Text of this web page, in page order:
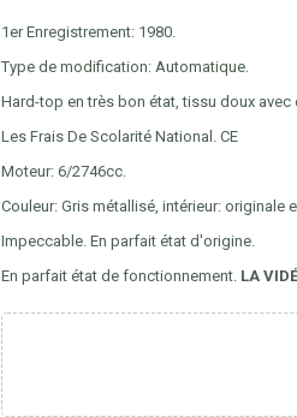
1er Enregistrement: 1980.
Type de modification: Automatique.
Hard-top en très bon état, tissu doux avec
Les Frais De Scolarité National. CE
Moteur: 6/2746cc.
Couleur: Gris métallisé, intérieur: originale
Impeccable. En parfait état d'origine.
En parfait état de fonctionnement. LA